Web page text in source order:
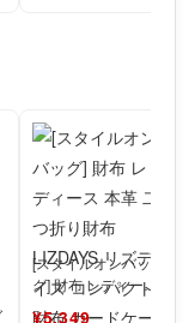
[スタイルオンバッ
グ] 財布 レディース
本革 二つ折り財布
¥5,349